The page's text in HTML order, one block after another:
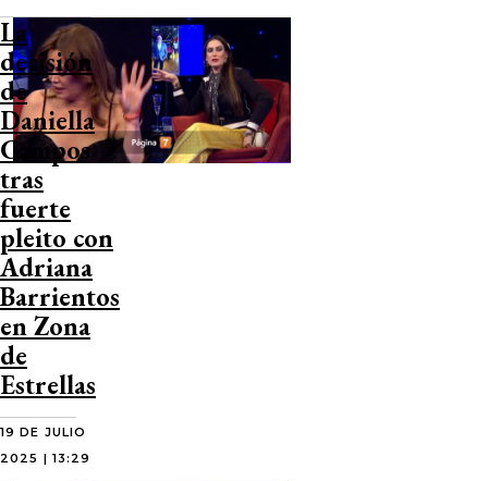
La
decisión
de
Daniella
Campos
tras
fuerte
pleito con
Adriana
Barrientos
en Zona
de
Estrellas
19 DE JULIO
2025 | 13:29